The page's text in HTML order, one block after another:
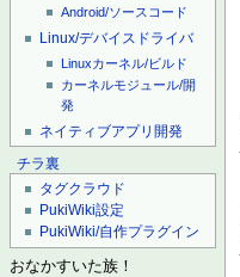
Android/ソースコード
Linux/デバイスドライバ
Linuxカーネル/ビルド
カーネルモジュール/開
発
ネイティブアプリ開発
チラ裏
タグクラウド
PukiWiki設定
PukiWiki/自作プラグイン
おなかすいた族！